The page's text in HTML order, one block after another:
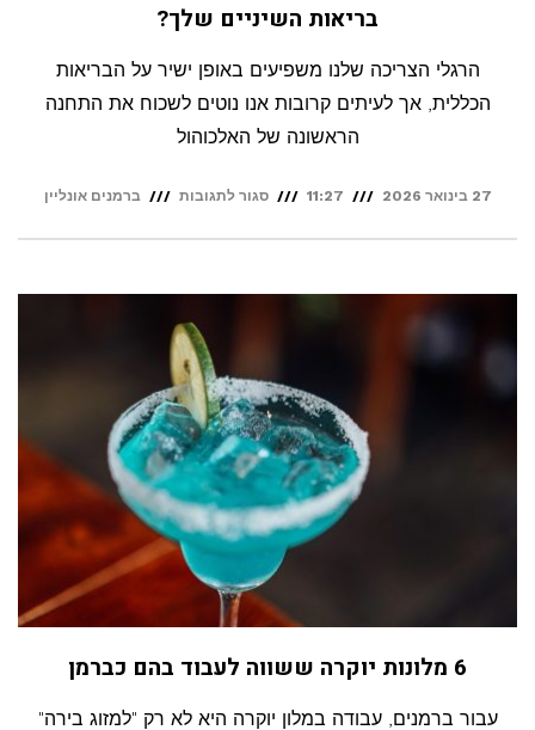
בריאות השיניים שלך?
הרגלי הצריכה שלנו משפיעים באופן ישיר על הבריאות
הכללית, אך לעיתים קרובות אנו נוטים לשכוח את התחנה
הראשונה של האלכוהול
27 בינואר 2026 11:27 סגור לתגובות על
מדי:
איך
אלכוהול
משפיע
על
בריאות
השיניים
ברמנים אונליין
6 מלונות יוקרה ששווה לעבוד בהם כברמן
עבור ברמנים, עבודה במלון יוקרה היא לא רק "למזוג בירה"